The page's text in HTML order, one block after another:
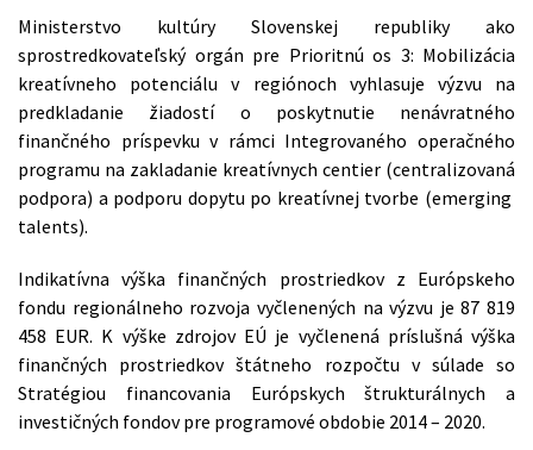
Ministerstvo kultúry Slovenskej republiky ako
sprostredkovateľský orgán pre Prioritnú os 3: Mobilizácia
kreatívneho potenciálu v regiónoch vyhlasuje výzvu na
predkladanie žiadostí o poskytnutie nenávratného
finančného príspevku v rámci Integrovaného operačného
programu na zakladanie kreatívnych centier (centralizovaná
podpora) a podporu dopytu po kreatívnej tvorbe (emerging
talents).
Indikatívna výška finančných prostriedkov z Európskeho
fondu regionálneho rozvoja vyčlenených na výzvu je 87 819
458 EUR. K výške zdrojov EÚ je vyčlenená príslušná výška
finančných prostriedkov štátneho rozpočtu v súlade so
Stratégiou financovania Európskych štrukturálnych a
investičných fondov pre programové obdobie 2014 – 2020.